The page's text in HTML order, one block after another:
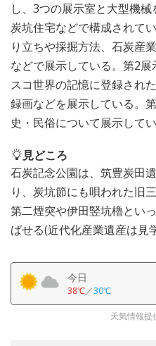
し、3つの展示室と大型機
炭坑住宅などで構成されて
り立ちや採掘方法、石炭産
などで展示している。第2
スコ世界の記憶に登録され
録画などを展示している。
史・民俗について展示してい
見どころ
石炭記念公園は、筑豊炭田
り、炭坑節にも唄われた旧
第二煙突や伊田竪坑櫓とい
ばせる(近代化産業遺産は見
今日
38℃／30℃
天気情報提